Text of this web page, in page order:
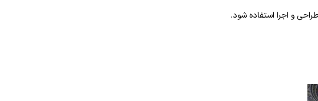
و اجرا استفاده شود.